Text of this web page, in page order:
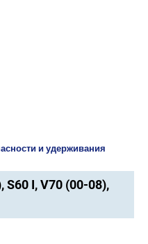
и удерживания
S60 I, V70 (00-08),